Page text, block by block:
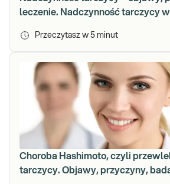
leczenie. Nadczynność tarczycy
Przeczytasz w 5 minut
Choroba Hashimoto, czyli
tarczycy. Objawy, przyczyny,